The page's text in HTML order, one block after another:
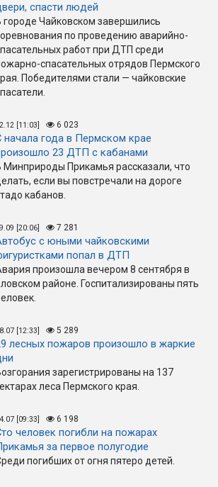
спасти людей
городе Чайковском завершились
по проведению аварийно-
работ при ДТП среди
спасательных отрядов Пермского
Победителями стали — чайковские
[11:03] 6 023
начала года в Пермском крае
23 ДТП с кабанами
Минприроды Прикамья рассказали, что
если вы повстречали на дороге
кабанов.
[20:06] 7 281
с юными чайковскими
попал в ДТП
произошла вечером 8 сентября в
районе. Госпитализированы пять
[12:33] 5 289
лесных пожаров произошло в жаркие
зарегистрированы на 137
леса Пермского края.
[09:33] 6 198
человек погибли на пожарах
за первое полугодие
погибших от огня пятеро детей.